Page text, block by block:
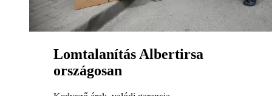
Lomtalanítás Albertirsa
országosan